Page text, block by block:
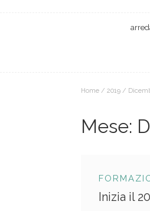
Home / 2019 /
Mese:
Inizia il